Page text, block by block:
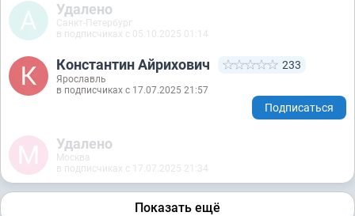
Удалено
Санкт-Петербург
в подписчиках с 05.10.2025 01:14
Константин Айрихович 233
Ярославль
в подписчиках с 17.07.2025 21:57
Подписаться
Удалено
Москва
в подписчиках с 17.07.2025 21:34
Показать ещё